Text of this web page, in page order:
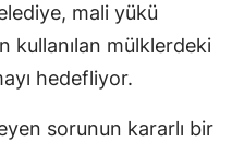
mali yükü
kullanılan mülklerdeki
hedefliyor.
sorunun kararlı bir